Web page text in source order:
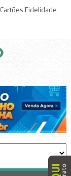
Cartões Fidelidade